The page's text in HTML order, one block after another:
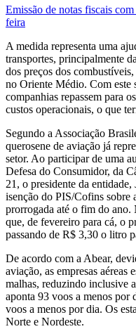
Emissão de notas fiscais
feira
A medida representa uma
transportes, principalmente
dos preços dos
no Oriente Médio. Com este
companhias repassem para
custos operacionais, o que
Segundo a Associação
querosene de aviação já
setor. Ao participar de uma
Defesa do Consumidor, da
21, o presidente da
isenção do PIS/Cofins sobre
prorrogada até o fim do ano.
que, de fevereiro para cá, o
passando de R$ 3,30 o litro
De acordo com a Abear,
aviação, as empresas aéreas
malhas, reduzindo inclusive
aponta 93 voos a menos por
voos a menos por dia. Os
Norte e Nordeste.